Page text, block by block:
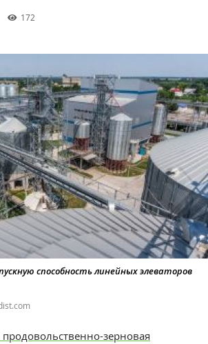
172
способность линейных элеваторов
продовольственно-зерновая